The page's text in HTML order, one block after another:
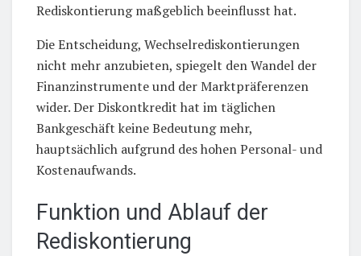
Rediskontierung maßgeblich beeinflusst hat.
Die Entscheidung, Wechselrediskontierungen
nicht mehr anzubieten, spiegelt den Wandel der
Finanzinstrumente und der Marktpräferenzen
wider. Der Diskontkredit hat im täglichen
Bankgeschäft keine Bedeutung mehr,
hauptsächlich aufgrund des hohen Personal- und
Kostenaufwands.
Funktion und Ablauf der
Rediskontierung